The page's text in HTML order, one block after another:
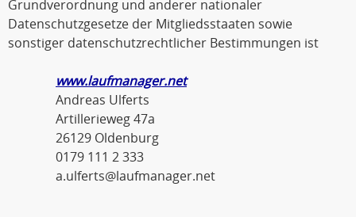
Grundverordnung und anderer nationaler
Datenschutzgesetze der Mitgliedsstaaten sowie
sonstiger datenschutzrechtlicher Bestimmungen ist
www.laufmanager.net
Andreas Ulferts
Artillerieweg 47a
26129 Oldenburg
0179 111 2 333
a.ulferts@laufmanager.net